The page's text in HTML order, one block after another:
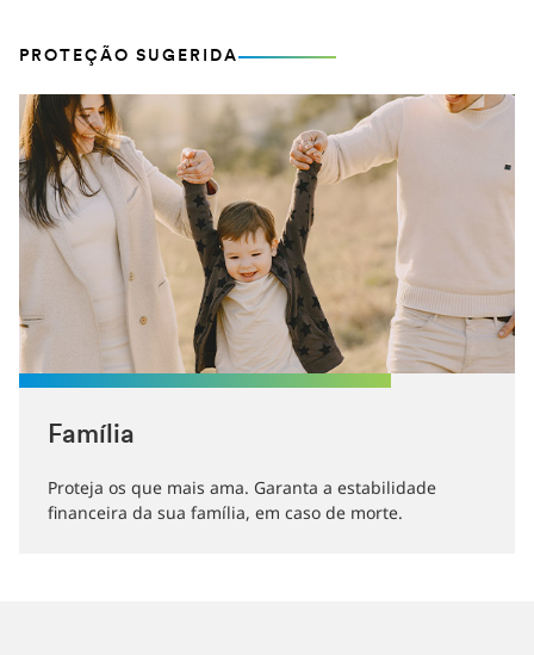
PROTEÇÃO SUGERIDA
Família
Proteja os que mais ama. Garanta a estabilidade
financeira da sua família, em caso de morte.